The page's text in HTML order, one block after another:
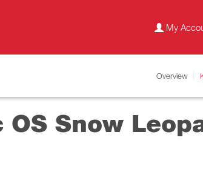
My
Overview
Snow